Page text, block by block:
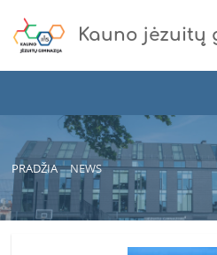
Kauno jėzuitų
PRADŽIA NEWS